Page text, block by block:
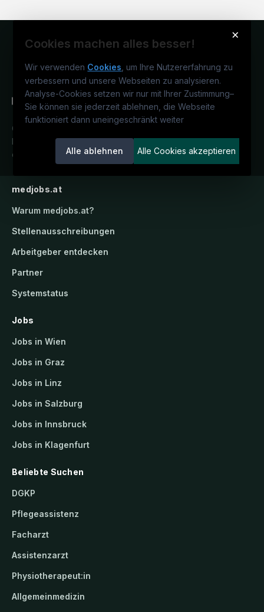
×
Cookies machen alles besser!
Wir verwenden Cookies , um Ihre Nutzererfahrung zu
verbessern und unsere Webseiten zu analysieren.
Analyse-Cookies setzen wir nur mit Ihrer Zustimmung–
Sie können sie jederzeit ablehnen, die Webseite
funktioniert dann uneingeschränkt weiter
Alle ablehnen Alle Cookies akzeptieren
Österreichs medizinisches
Karriereportal.Ein Service der
candidatis GmbH.
medjobs.at
Warum medjobs.at?
Stellenausschreibungen
Arbeitgeber entdecken
Partner
Systemstatus
Jobs
Jobs in Wien
Jobs in Graz
Jobs in Linz
Jobs in Salzburg
Jobs in Innsbruck
Jobs in Klagenfurt
Beliebte Suchen
DGKP
Pflegeassistenz
Facharzt
Assistenzarzt
Physiotherapeut:in
Allgemeinmedizin